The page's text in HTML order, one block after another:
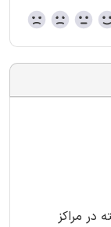
در مراکز